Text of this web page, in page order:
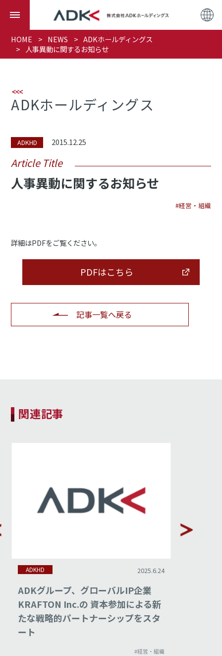
HOME NEWS
ADKホールディングス
人事異動に関するお知らせ
ADKホールディングス
ADKHD 2015.12.25
Article Title
人事異動に関するお知らせ
#経営・組織
詳細はPDFをご覧ください。
PDFはこちら
記事一覧へ戻る
関連記事
ADKHD 2025.6.24
ADKグループ、グローバルIP企業
KRAFTON Inc.の 資本参加による新
たな戦略的パートナーシップをスタ
ート
#経営・組織